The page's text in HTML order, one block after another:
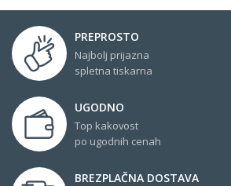
PREPROSTO
Najbolj prijazna
spletna tiskarna
UGODNO
Top kakovost
po ugodnih cenah
BREZPLAČNA DOSTAVA